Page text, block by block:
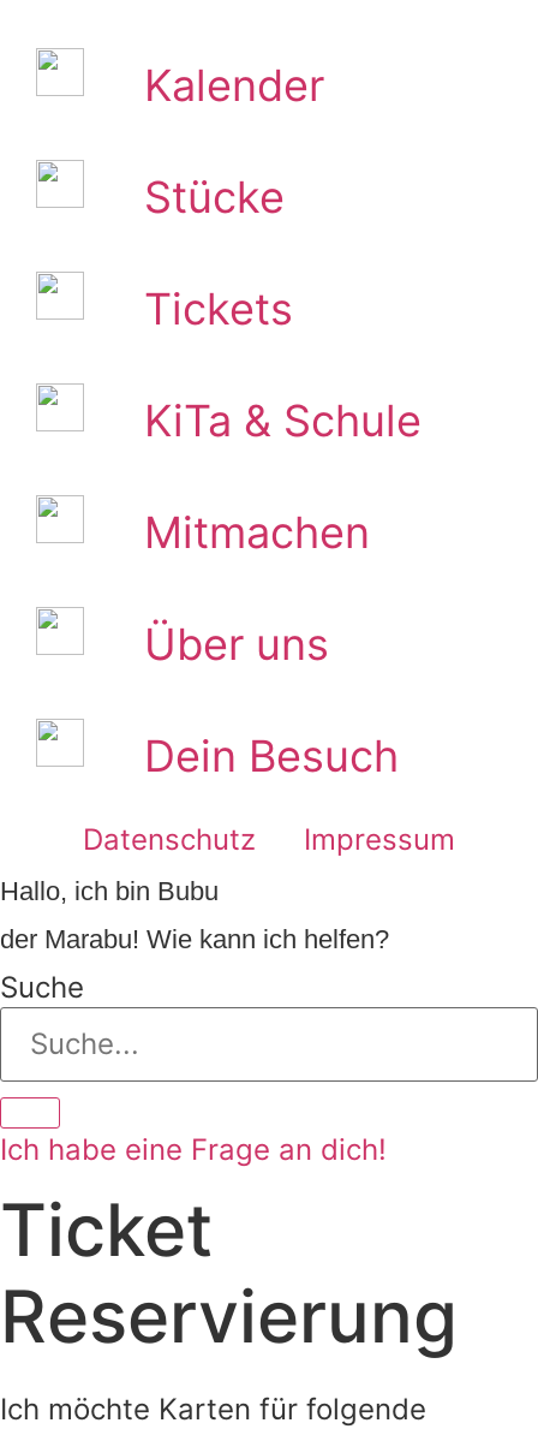
Kalender
Stücke
Tickets
KiTa & Schule
Mitmachen
Über uns
Dein Besuch
Datenschutz Impressum
Hallo, ich bin Bubu
der Marabu! Wie kann ich helfen?
Suche
Ich habe eine Frage an dich!
Ticket
Reservierung
Ich möchte Karten für folgende